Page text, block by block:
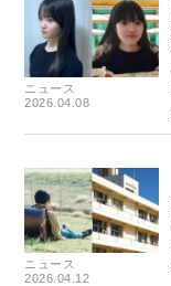
ニュース
2026.04.08
ニュース
2026.04.12